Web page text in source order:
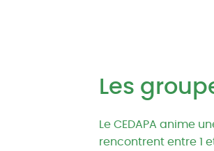
Les
Le CEDAPA anime
rencontrent entre 1